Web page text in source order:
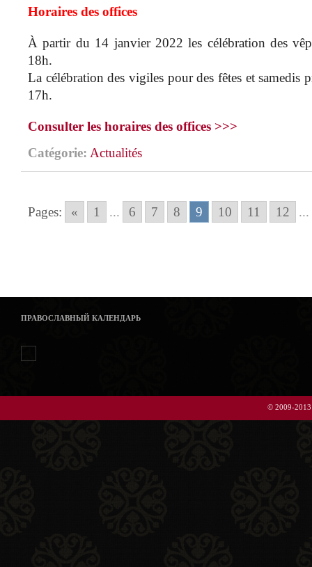
Horaires des offices
À partir du 14 janvier 2022 les célébration des
18h.
La célébration des vigiles pour des fêtes et samedis
17h.
Consulter les horaires des offices >>>
Catégorie: Actualités
Pages: « 1 ... 6 7 8 9 10 11 12 ...
ПРАВОСЛАВНЫЙ КАЛЕНДАРЬ
© 2009-2013